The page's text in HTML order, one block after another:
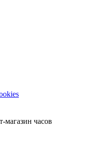
магазин часов